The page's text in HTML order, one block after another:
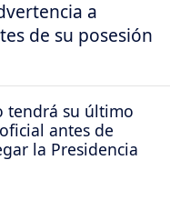
a
de su posesión
tendrá su último
antes de
la Presidencia